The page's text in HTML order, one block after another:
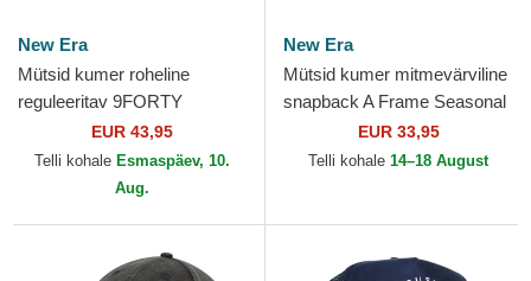
New Era
Mütsid kumer roheline
reguleeritav 9FORTY
REPREVE Wordmark Red
Bull Racing Formula 1 New
EUR 43,95
Telli kohale Esmaspäev, 10.
Aug.
New Era
Mütsid kumer mitmevärviline
snapback A Frame Seasonal
Red Bull Racing Formula 1
New Era
EUR 33,95
Telli kohale 14–18 August